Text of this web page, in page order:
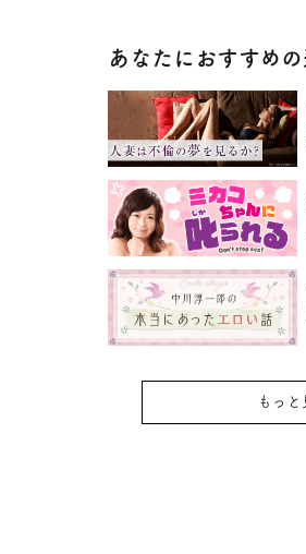
あなたにおすすめ
もっと